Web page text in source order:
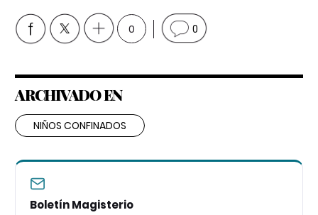
0 0
ARCHIVADO EN
NIÑOS CONFINADOS
Boletín Magisterio